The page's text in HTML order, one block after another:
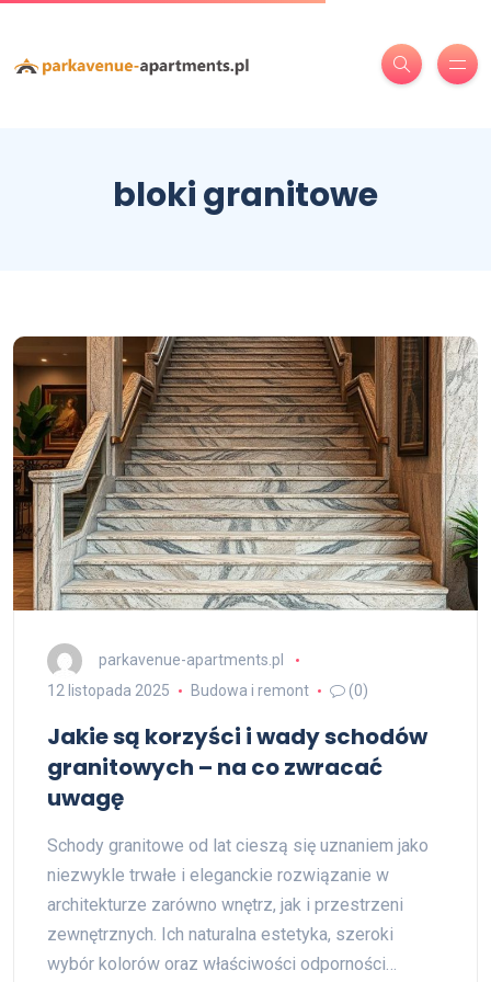
bloki granitowe
parkavenue-apartments.pl
12 listopada 2025
Budowa i remont (0)
Jakie są korzyści i wady schodów
granitowych – na co zwracać
uwagę
Schody granitowe od lat cieszą się uznaniem jako
niezwykle trwałe i eleganckie rozwiązanie w
architekturze zarówno wnętrz, jak i przestrzeni
zewnętrznych. Ich naturalna estetyka, szeroki
wybór kolorów oraz właściwości odporności…